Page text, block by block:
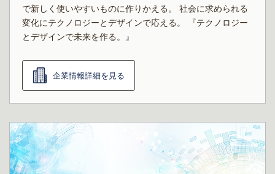
で新しく使いやすいものに作りかえる。 社会に求められる
変化にテクノロジーとデザインで応える。 『テクノロジー
とデザインで未来を作る。』
企業情報詳細を見る